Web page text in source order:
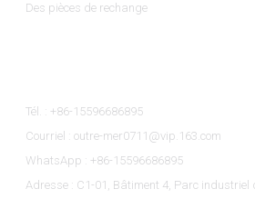
Des pièces de rechange
Tél. : +86-15596686895
Courriel : outre-mer0711@vip.163.com
WhatsApp : +86-15596686895
Adresse : C1-01, Bâtiment 4, Parc industriel